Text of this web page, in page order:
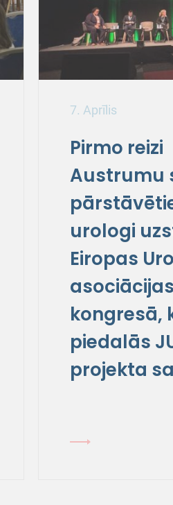
7. Aprīlis
Pirmo reizi
Austrumu
urologi
Eiropas
asociācijas
kongresā,
piedalās
projekta